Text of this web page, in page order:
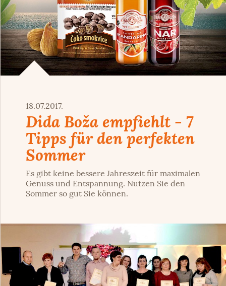
18.07.2017.
Dida Boža empfiehlt - 7
Tipps für den perfekten
Sommer
Es gibt keine bessere Jahreszeit für maximalen
Genuss und Entspannung. Nutzen Sie den
Sommer so gut Sie können.